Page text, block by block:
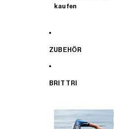
kaufen
ZUBEHÖR
BRIT TRI